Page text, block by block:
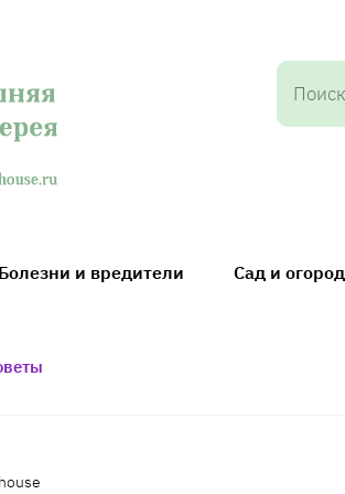
Болезни и вредители Сад и огород